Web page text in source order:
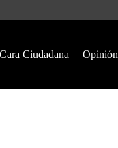
Cara Ciudadana Opinión